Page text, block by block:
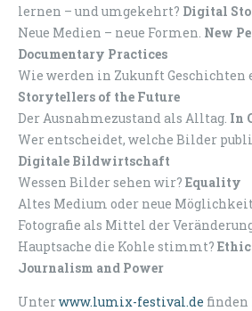
lernen – und umgekehrt? Digital
Neue Medien – neue Formen. New
Documentary Practices
Wie werden in Zukunft Geschichten
Storytellers of the Future
Der Ausnahmezustand als Alltag. In
Wer entscheidet, welche Bilder
Digitale Bildwirtschaft
Wessen Bilder sehen wir? Equality
Altes Medium oder neue
Fotografie als Mittel der
Hauptsache die Kohle stimmt?
Journalism and Power
Unterwww.lumix-festival.de finden